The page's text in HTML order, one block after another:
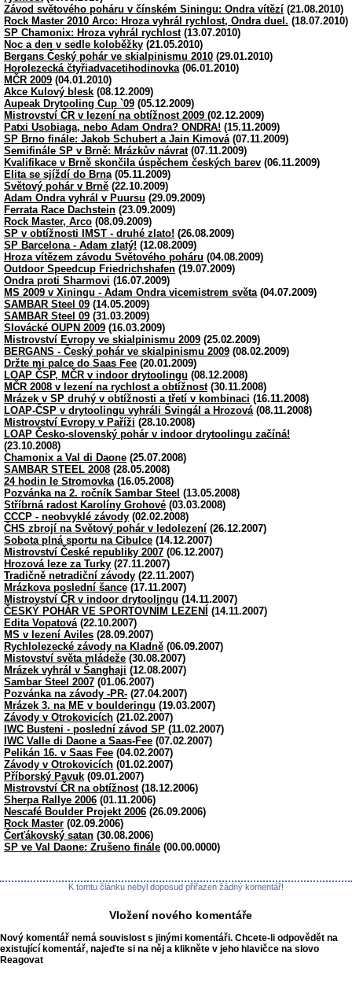
Závod světového poháru v čínském Siningu: Ondra vítězí (21.08.2010)
Rock Master 2010 Arco: Hroza vyhrál rychlost, Ondra duel. (18.07.2010)
SP Chamonix: Hroza vyhrál rychlost(13.07.2010)
Noc a den v sedle koloběžky (21.05.2010)
Bergans Český pohár ve skialpinismu 2010 (29.01.2010)
Horolezecká čtyřiadvacetihodinovka(06.01.2010)
MČR 2009 (04.01.2010)
Akce Kulový blesk (08.12.2009)
Aupeak Drytooling Cup `09 (05.12.2009)
Mistrovství ČR v lezení na obtížnost 2009 (02.12.2009)
Patxi Usobiaga, nebo Adam Ondra? ONDRA! (15.11.2009)
SP Brno finále: Jakob Schubert a Jain Kimová(07.11.2009)
Semifinále SP v Brně: Mrázkův návrat(07.11.2009)
Kvalifikace v Brně skončila úspěchem českých barev (06.11.2009)
Elita se sjíždí do Brna(05.11.2009)
Světový pohár v Brně (22.10.2009)
Adam Ondra vyhrál v Puursu (29.09.2009)
Ferrata Race Dachstein (23.09.2009)
Rock Master, Arco (08.09.2009)
SP v obtížnosti IMST - druhé zlato! (26.08.2009)
SP Barcelona - Adam zlatý! (12.08.2009)
Hroza vítězem závodu Světového poháru (04.08.2009)
Outdoor Speedcup Friedrichshafen (19.07.2009)
Ondra proti Sharmovi (16.07.2009)
MS 2009 v Xiningu - Adam Ondra vicemistrem světa(04.07.2009)
SAMBAR Steel 09 (14.05.2009)
SAMBAR Steel 09 (31.03.2009)
Slovácké OUPN 2009 (16.03.2009)
Mistrovství Evropy ve skialpinismu 2009 (25.02.2009)
BERGANS - Český pohár ve skialpinismu 2009 (08.02.2009)
Držte mi palce do Saas Fee (20.01.2009)
LOAP ČSP, MČR v indoor drytoolingu (08.12.2008)
MČR 2008 v lezení na rychlost a obtížnost(30.11.2008)
Mrázek v SP druhý v obtížnosti a třetí v kombinaci (16.11.2008)
LOAP-ČSP v drytoolingu vyhráli Švingál a Hrozová(08.11.2008)
Mistrovství Evropy v Paříži (28.10.2008)
LOAP Česko-slovenský pohár v indoor drytoolingu začíná!
(23.10.2008)
Chamonix a Val di Daone (25.07.2008)
SAMBAR STEEL 2008 (28.05.2008)
24 hodin le Stromovka(16.05.2008)
Pozvánka na 2. ročník Sambar Steel (13.05.2008)
Stříbrná radost Karolíny Grohové (03.03.2008)
CCCP - neobvyklé závody (02.02.2008)
ČHS zbrojí na Světový pohár v ledolezení (26.12.2007)
Sobota plná sportu na Cibulce (14.12.2007)
Mistrovství České republiky 2007 (06.12.2007)
Hrozová leze za Turky (27.11.2007)
Tradičně netradiční závody (22.11.2007)
Mrázkova poslední šance (17.11.2007)
Mistrovství ČR v indoor drytoolingu (14.11.2007)
ČESKÝ POHÁR VE SPORTOVNÍM LEZENÍ
(14.11.2007)
Edita Vopatová(22.10.2007)
MS v lezení Aviles (28.09.2007)
Rychlolezecké závody na Kladně (06.09.2007)
Mistovství světa mládeže (30.08.2007)
Mrázek vyhrál v Šanghaji (12.08.2007)
Sambar Steel 2007 (01.06.2007)
Pozvánka na závody -PR- (27.04.2007)
Mrázek 3. na ME v boulderingu (19.03.2007)
Závody v Otrokovicích (21.02.2007)
IWC Busteni - poslední závod SP (11.02.2007)
IWC Valle di Daone a Saas-Fee (07.02.2007)
Pelikán 16. v Saas Fee (04.02.2007)
Závody v Otrokovicích (01.02.2007)
Příborský Pavuk (09.01.2007)
Mistrovství ČR na obtížnost(18.12.2006)
Sherpa Rallye 2006 (01.11.2006)
Nescafé Boulder Projekt 2006 (26.09.2006)
Rock Master (02.09.2006)
Čerťákovský satan (30.08.2006)
SP ve Val Daone: Zrušeno finále (00.00.0000)
K tomtu článku nebyl doposud přiřazen žádný komentář!
Vložení nového komentáře
Nový komentář nemá souvislost s jinými komentáři. Chcete-li odpovědět na
existující komentář, najeďte si na něj a klikněte v jeho hlavičce na slovo
Reagovat